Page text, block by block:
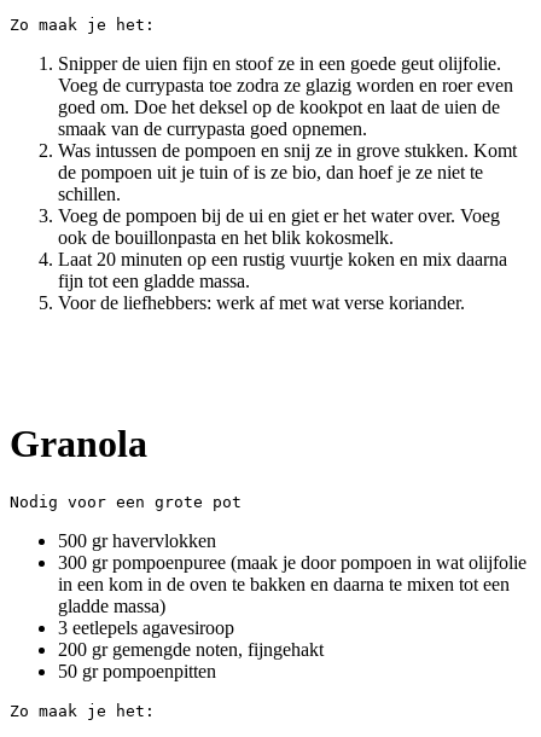
Zo maak je het:
Snipper de uien fijn en stoof ze in een goede geut olijfolie.
Voeg de currypasta toe zodra ze glazig worden en roer even
goed om. Doe het deksel op de kookpot en laat de uien de
smaak van de currypasta goed opnemen.
Was intussen de pompoen en snij ze in grove stukken. Komt
de pompoen uit je tuin of is ze bio, dan hoef je ze niet te
schillen.
Voeg de pompoen bij de ui en giet er het water over. Voeg
ook de bouillonpasta en het blik kokosmelk.
Laat 20 minuten op een rustig vuurtje koken en mix daarna
fijn tot een gladde massa.
Voor de liefhebbers: werk af met wat verse koriander.
Granola
Nodig voor een grote pot
500 gr havervlokken
300 gr pompoenpuree (maak je door pompoen in wat olijfolie
in een kom in de oven te bakken en daarna te mixen tot een
gladde massa)
3 eetlepels agavesiroop
200 gr gemengde noten, fijngehakt
50 gr pompoenpitten
Zo maak je het: